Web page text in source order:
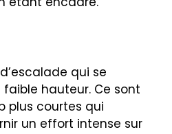
qui se
hauteur. Ce sont
plus courtes qui
un effort intense sur